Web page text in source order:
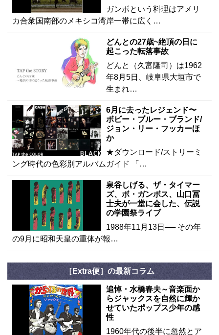
ガンボという料理はアメリ
カ合衆国南部のメキシコ湾岸一帯に広く…
どんとの27歳~絶頂の日に
起こった転落事故
どんと（久富隆司）は1962
年8月5日、岐阜県大垣市で
生まれ…
6月に去ったレジェンド〜
ボビー・ブルー・ブランド/
ジョン・リー・フッカーほ
か
★ダウンロード/ストリーミ
ング時代の色彩別アルバムガイド 「…
泉谷しげる、ザ・タイマー
ズ、ボ・ガンボス、山口冨
士夫が一堂に会した、伝説
の学園祭ライブ
1988年11月13日── その年
の9月に昭和天皇の重体が報…
［Extra便］の最新コラム
追悼・水橋春夫～音楽面か
らジャックスを自然に輝か
せていたポップス少年の感
性
1960年代の後半に忽然とア